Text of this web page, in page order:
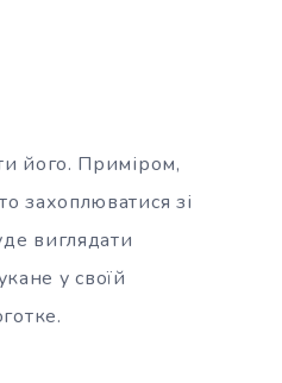
його. Приміром,
захоплюватися зі
виглядати
у своїй